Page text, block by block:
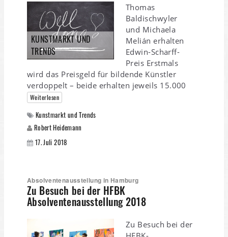
KUNSTMARKT UND
TRENDS
Thomas
Baldischwyler
und Michaela
Melián erhalten
Edwin-Scharff-
Preis Erstmals
wird das Preisgeld für bildende Künstler
verdoppelt – beide erhalten jeweils 15.000
Weiterlesen
Kunstmarkt und Trends
Robert Heidemann
17. Juli 2018
Absolventenausstellung in Hamburg
Zu Besuch bei der HFBK
Absolventenausstellung 2018
Zu Besuch bei der